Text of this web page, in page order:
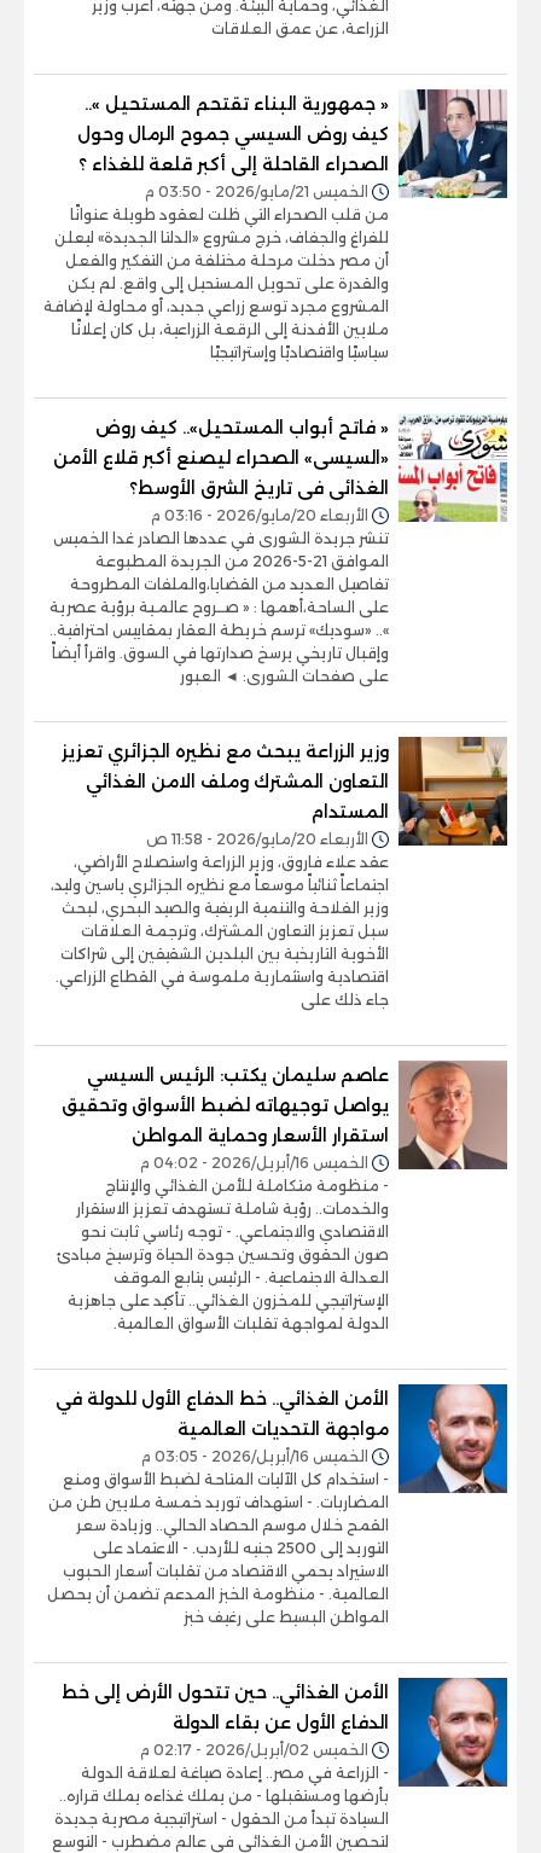
الغذائي، وحماية البيئة. ومن جهته، أعرب وزير
الزراعة، عن عمق العلاقات
« جمهورية البناء تقتحم المستحيل »..
كيف روض السيسي جموح الرمال وحول
الصحراء القاحلة إلى أكبر قلعة للغذاء ؟
الخميس 21/مايو/2026 - 03:50 م
من قلب الصحراء التي ظلت لعقود طويلة عنوانًا
للفراغ والجفاف، خرج مشروع «الدلتا الجديدة» ليعلن
أن مصر دخلت مرحلة مختلفة من التفكير والفعل
والقدرة على تحويل المستحيل إلى واقع. لم يكن
المشروع مجرد توسع زراعي جديد، أو محاولة لإضافة
ملايين الأفدنة إلى الرقعة الزراعية، بل كان إعلانًا
سياسيًا واقتصاديًا وإستراتيجيًا
« فاتح أبواب المستحيل».. كيف روض
«السيسى» الصحراء ليصنع أكبر قلاع الأمن
الغذائى فى تاريخ الشرق الأوسط؟
الأربعاء 20/مايو/2026 - 03:16 م
تنشر جريدة الشورى في عددها الصادر غدا الخميس
الموافق 21-5-2026 من الجريدة المطبوعة
تفاصيل العديد من القضايا،والملفات المطروحة
على الساحة،أهمها : « صــروح عالمـية برؤية عصرية
».. «سوديك» ترسم خريطة العقار بمقاييس احترافية..
وإقبال تاريخي يرسخ صدارتها في السوق. واقرأ أيضاً
على صفحات الشورى: ◄ العبور
وزير الزراعة يبحث مع نظيره الجزائري تعزيز
التعاون المشترك وملف الامن الغذائي
المستدام
الأربعاء 20/مايو/2026 - 11:58 ص
عقد علاء فاروق، وزير الزراعة واستصلاح الأراضي،
اجتماعاً ثنائياً موسعاً مع نظيره الجزائري ياسين وليد،
وزير الفلاحة والتنمية الريفية والصيد البحري، لبحث
سبل تعزيز التعاون المشترك، وترجمة العلاقات
الأخوية التاريخية بين البلدين الشقيقين إلى شراكات
اقتصادية واستثمارية ملموسة في القطاع الزراعي.
جاء ذلك على
عاصم سليمان يكتب: الرئيس السيسي
يواصل توجيهاته لضبط الأسواق وتحقيق
استقرار الأسعار وحماية المواطن
الخميس 16/أبريل/2026 - 04:02 م
- منظومة متكاملة للأمن الغذائي والإنتاج
والخدمات.. رؤية شاملة تستهدف تعزيز الاستقرار
الاقتصادي والاجتماعي. - توجه رئاسي ثابت نحو
صون الحقوق وتحسين جودة الحياة وترسيخ مبادئ
العدالة الاجتماعية. - الرئيس يتابع الموقف
الإستراتيجي للمخزون الغذائي.. تأكيد على جاهزية
الدولة لمواجهة تقلبات الأسواق العالمية.
الأمن الغذائي.. خط الدفاع الأول للدولة في
مواجهة التحديات العالمية
الخميس 16/أبريل/2026 - 03:05 م
- استخدام كل الآليات المتاحة لضبط الأسواق ومنع
المضاربات. - استهداف توريد خمسة ملايين طن من
القمح خلال موسم الحصاد الحالي.. وزيادة سعر
التوريد إلى 2500 جنيه للأردب. - الاعتماد على
الاستيراد يحمي الاقتصاد من تقلبات أسعار الحبوب
العالمية. - منظومة الخبز المدعم تضمن أن يحصل
المواطن البسيط على رغيف خبز
الأمن الغذائي.. حين تتحول الأرض إلى خط
الدفاع الأول عن بقاء الدولة
الخميس 02/أبريل/2026 - 02:17 م
- الزراعة في مصر.. إعادة صياغة لعلاقة الدولة
بأرضها ومستقبلها - من يملك غذاءه يملك قراره..
السيادة تبدأ من الحقول - استراتيجية مصرية جديدة
لتحصين الأمن الغذائي في عالم مضطرب - التوسع